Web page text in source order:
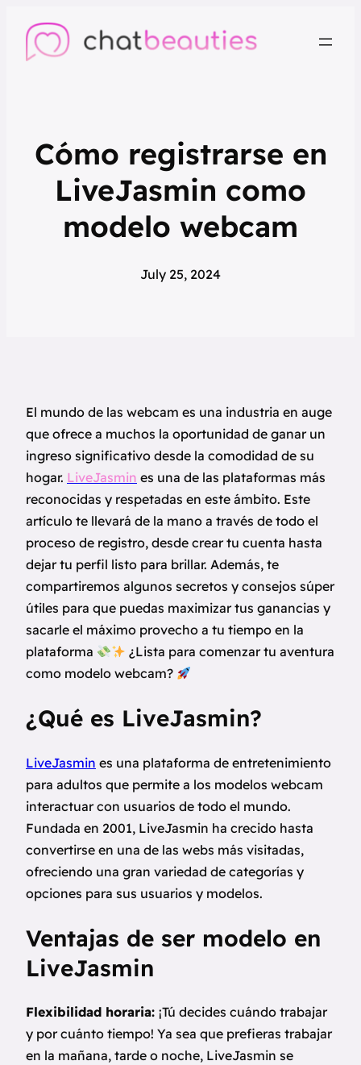
Cómo registrarse en
LiveJasmin como
modelo webcam
July 25, 2024
El mundo de las webcam es una industria en auge
que ofrece a muchos la oportunidad de ganar un
ingreso significativo desde la comodidad de su
hogar. LiveJasmin es una de las plataformas más
reconocidas y respetadas en este ámbito. Este
artículo te llevará de la mano a través de todo el
proceso de registro, desde crear tu cuenta hasta
dejar tu perfil listo para brillar. Además, te
compartiremos algunos secretos y consejos súper
útiles para que puedas maximizar tus ganancias y
sacarle el máximo provecho a tu tiempo en la
plataforma
¿Lista para comenzar tu aventura
como modelo webcam?
¿Qué es LiveJasmin?
LiveJasmin es una plataforma de entretenimiento
para adultos que permite a los modelos webcam
interactuar con usuarios de todo el mundo.
Fundada en 2001, LiveJasmin ha crecido hasta
convertirse en una de las webs más visitadas,
ofreciendo una gran variedad de categorías y
opciones para sus usuarios y modelos.
Ventajas de ser modelo en
LiveJasmin
Flexibilidad horaria: ¡Tú decides cuándo trabajar
y por cuánto tiempo! Ya sea que prefieras trabajar
en la mañana, tarde o noche, LiveJasmin se